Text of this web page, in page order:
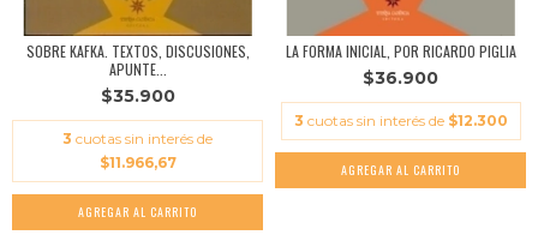
SOBRE KAFKA. TEXTOS, DISCUSIONES,
APUNTE...
$35.900
3 cuotas sin interés de
$11.966,67
LA FORMA INICIAL, POR RICARDO PIGLIA
$36.900
3 cuotas sin interés de $12.300